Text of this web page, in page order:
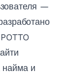
—
найма и